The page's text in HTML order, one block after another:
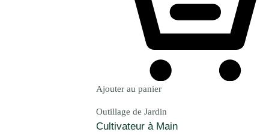
Ajouter au panier
Outillage de Jardin
Cultivateur à Main